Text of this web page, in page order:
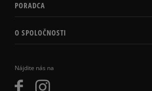
Nájdite nás na
PORADCA
O SPOLOČNOSTI